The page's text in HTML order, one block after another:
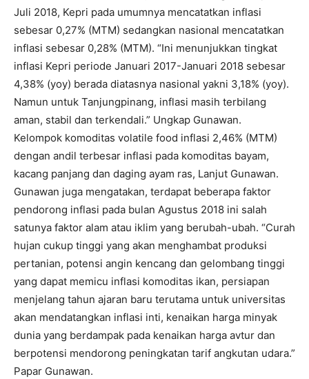
Juli 2018, Kepri pada umumnya mencatatkan inflasi
sebesar 0,27% (MTM) sedangkan nasional mencatatkan
inflasi sebesar 0,28% (MTM). “Ini menunjukkan tingkat
inflasi Kepri periode Januari 2017-Januari 2018 sebesar
4,38% (yoy) berada diatasnya nasional yakni 3,18% (yoy).
Namun untuk Tanjungpinang, inflasi masih terbilang
aman, stabil dan terkendali.” Ungkap Gunawan.
Kelompok komoditas volatile food inflasi 2,46% (MTM)
dengan andil terbesar inflasi pada komoditas bayam,
kacang panjang dan daging ayam ras, Lanjut Gunawan.
Gunawan juga mengatakan, terdapat beberapa faktor
pendorong inflasi pada bulan Agustus 2018 ini salah
satunya faktor alam atau iklim yang berubah-ubah. “Curah
hujan cukup tinggi yang akan menghambat produksi
pertanian, potensi angin kencang dan gelombang tinggi
yang dapat memicu inflasi komoditas ikan, persiapan
menjelang tahun ajaran baru terutama untuk universitas
akan mendatangkan inflasi inti, kenaikan harga minyak
dunia yang berdampak pada kenaikan harga avtur dan
berpotensi mendorong peningkatan tarif angkutan udara.”
Papar Gunawan.